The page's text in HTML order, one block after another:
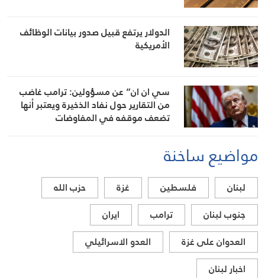
الدولار يرتفع قبيل صدور بيانات الوظائف
الأمريكية
سي ان ان” عن مسؤولين: ترامب غاضب
من التقارير حول نفاد الذخيرة ويعتبر أنها
تضعف موقفه في المفاوضات
مواضيع ساخنة
لبنان فلسطين غزة
حزب الله
جنوب لبنان
ترامب
ايران
العدوان على غزة
العدو الاسرائيلي
اخبار لبنان